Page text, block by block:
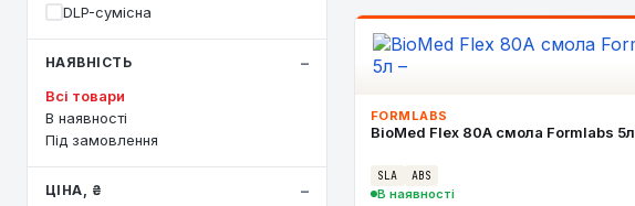
DLP-сумісна
НАЯВНІСТЬ
Всі товари
В наявності
Під замовлення
ЦІНА, ₴
FORMLABS
BioMed Flex 80A смола Formlabs 5л
SLA ABS
В наявності